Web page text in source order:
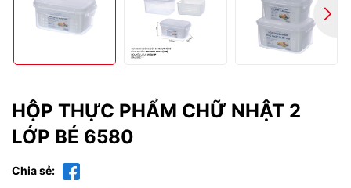
HỘP THỰC PHẨM CHỮ NHẬT 2
LỚP BÉ 6580
Chia sẻ: